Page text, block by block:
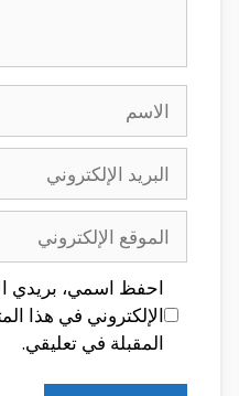
الإلكتروني
الإلكتروني
احفظ اسمي، بريدي
الإلكتروني في هذا
المقبلة في تعليقي.